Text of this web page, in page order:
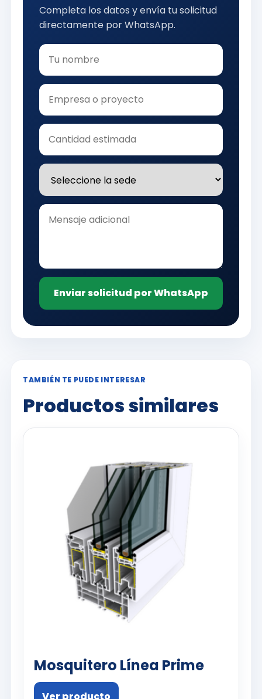
Completa los datos y envía tu solicitud
directamente por WhatsApp.
Enviar solicitud por WhatsApp
TAMBIÉN TE PUEDE INTERESAR
Productos similares
Mosquitero Línea Prime
Ver producto